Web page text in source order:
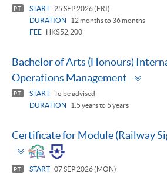
PT START
25 SEP 2026 (FRI)
DURATION
12 months to 36 months
FEE
HK$52,200
Bachelor of Arts (Honours)
Operations Management
PT START To be advised
DURATION
1.5 years to 5 years
Certificate for Module (Railway
Toggle
panel
PT START 07 SEP 2026 (MON)